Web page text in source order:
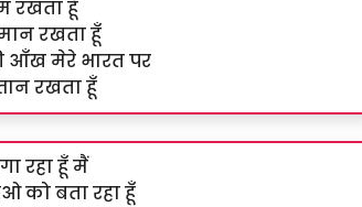
रखता हूँ
रखता हूँ
आँख मेरे भारत पर
रखता हूँ
रहा हूँ मैं
को बता रहा हूँ